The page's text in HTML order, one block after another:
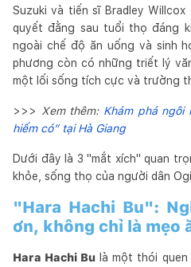
Suzuki và tiến sĩ Bradley
quyết đằng sau tuổi thọ đáng
ngoài chế độ ăn uống và sinh
phương còn có những triết lý
một lối sống tích cực và trường
>>> Xem thêm: Khám phá ngôi
hiếm có” tại Hà Giang
Dưới đây là 3 "mắt xích" quan
khỏe, sống thọ của người dân
"Hara Hachi Bu":
ơn, không chỉ là mẹo
Hara Hachi Bu là một thói